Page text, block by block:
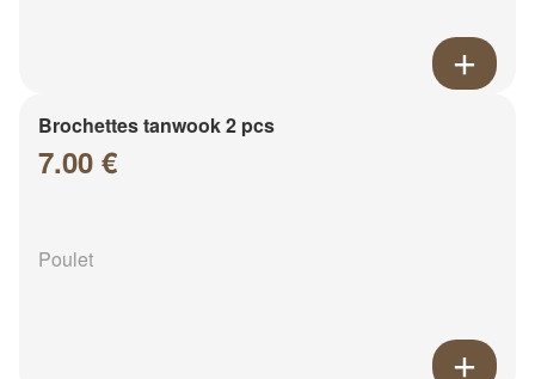
Brochettes tanwook 2 pcs
7.00 €
Poulet